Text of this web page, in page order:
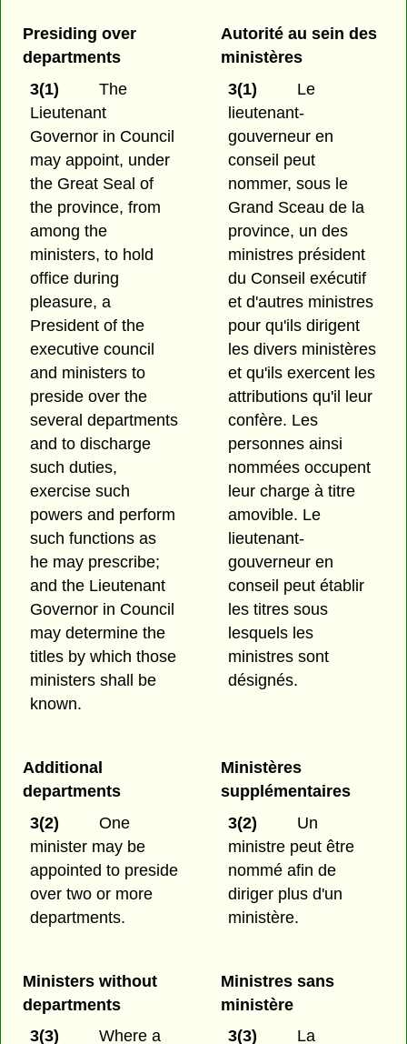
Presiding over
departments
3(1)
The
Lieutenant
Governor in Council
may appoint, under
the Great Seal of
the province, from
among the
ministers, to hold
office during
pleasure, a
President of the
executive council
and ministers to
preside over the
several departments
and to discharge
such duties,
exercise such
powers and perform
such functions as
he may prescribe;
and the Lieutenant
Governor in Council
may determine the
titles by which those
ministers shall be
known.
Autorité au sein des
ministères
3(1)
Le
lieutenant-
gouverneur en
conseil peut
nommer, sous le
Grand Sceau de la
province, un des
ministres président
du Conseil exécutif
et d'autres ministres
pour qu'ils dirigent
les divers ministères
et qu'ils exercent les
attributions qu'il leur
confère. Les
personnes ainsi
nommées occupent
leur charge à titre
amovible. Le
lieutenant-
gouverneur en
conseil peut établir
les titres sous
lesquels les
ministres sont
désignés.
Additional
departments
3(2)
One
minister may be
appointed to preside
over two or more
departments.
Ministères
supplémentaires
3(2)
Un
ministre peut être
nommé afin de
diriger plus d'un
ministère.
Ministers without
departments
3(3)
Where a
Ministres sans
ministère
3(3)
La